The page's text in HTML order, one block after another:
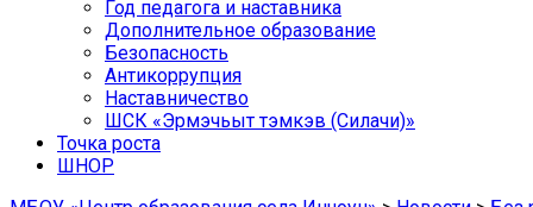
Год педагога и наставника
Дополнительное образование
Безопасность
Антикоррупция
Наставничество
ШСК «Эрмэчьыт тэмкэв (Силачи)»
Точка роста
ШНОР